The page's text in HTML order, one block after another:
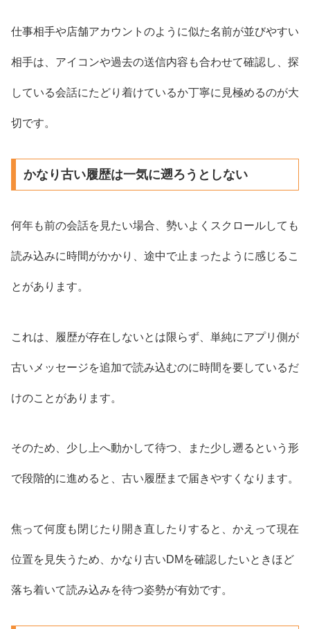
仕事相手や店舗アカウントのように似た名前が並びやすい
相手は、アイコンや過去の送信内容も合わせて確認し、探
している会話にたどり着けているか丁寧に見極めるのが大
切です。
かなり古い履歴は一気に遡ろうとしない
何年も前の会話を見たい場合、勢いよくスクロールしても
読み込みに時間がかかり、途中で止まったように感じるこ
とがあります。
これは、履歴が存在しないとは限らず、単純にアプリ側が
古いメッセージを追加で読み込むのに時間を要しているだ
けのことがあります。
そのため、少し上へ動かして待つ、また少し遡るという形
で段階的に進めると、古い履歴まで届きやすくなります。
焦って何度も閉じたり開き直したりすると、かえって現在
位置を見失うため、かなり古いDMを確認したいときほど
落ち着いて読み込みを待つ姿勢が有効です。